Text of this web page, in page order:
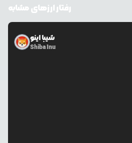
رفتار ارزهای مشابه
شیبا اینو
Shiba Inu